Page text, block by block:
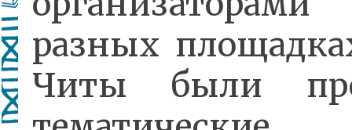
разных
Читы были